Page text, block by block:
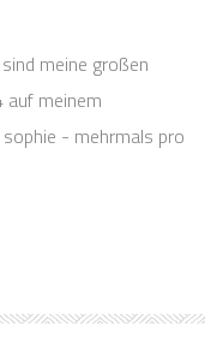
meine großen
auf meinem
- mehrmals pro